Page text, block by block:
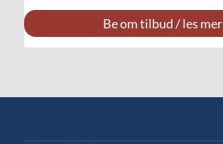
Be om tilbud / les mer